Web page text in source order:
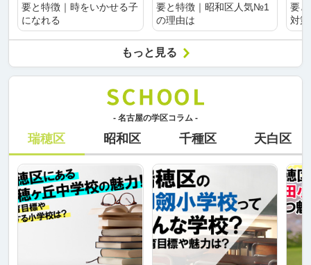
要と特徴｜時をいかせる子
になれる
要と特徴｜昭和区人気№1
の理由は
要
対
もっと見る
- 名古屋の学区コラム -
瑞穂区 昭和区 千種区 天白区